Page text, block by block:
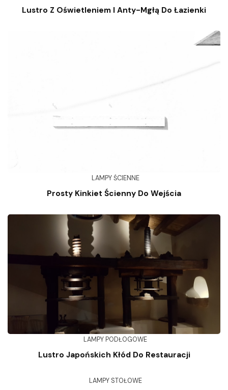
Lustro Z Oświetleniem I Anty-Mgłą Do Łazienki
LAMPY ŚCIENNE
Prosty Kinkiet Ścienny Do Wejścia
LAMPY PODŁOGOWE
Lustro Japońskich Kłód Do Restauracji
LAMPY STOŁOWE